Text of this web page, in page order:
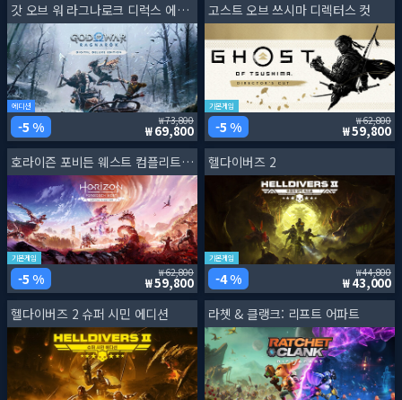
갓 오브 워 라그나로크 디럭스 에디션
에디션
5 % 73,800
69,800
고스트 오브 쓰시마 디렉터스 컷
기본게임
5 % 62,800
59,800
호라이즌 포비든 웨스트 컴플리트 에디션
기본게임
5 % 62,800
59,800
헬다이버즈 2
기본게임
4 % 44,800
43,000
헬다이버즈 2 슈퍼 시민 에디션 라쳇 & 클랭크: 리프트 어파트